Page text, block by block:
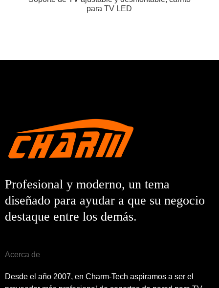
para TV LED
Profesional y moderno, un tema
diseñado para ayudar a que su negocio
destaque entre los demás.
Acerca de
Desde el año 2007, en Charm-Tech aspiramos a ser el